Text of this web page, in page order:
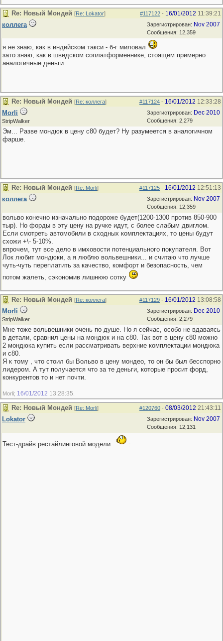
#117122 - 16/01/2012 11:39:21
Re: Новый Мондей [Re: Lokator]
Зарегистрирован: Nov 2007
Сообщения: 12,359
коллега
я не знаю, как в индийском такси - б-г миловал
зато знаю, как в шведском соплатформеннике, стоящем примерно
аналогичные деньги
#117124 - 16/01/2012 12:33:28
Re: Новый Мондей [Re: коллега]
Зарегистрирован: Dec 2010
Сообщения: 2,279
Morli
StripWalker
Эм... Разве мондюк в цену с80 будет? Ну разумеется в аналогичном
фарше.
#117125 - 16/01/2012 12:51:13
Re: Новый Мондей [Re: Morli]
Зарегистрирован: Nov 2007
Сообщения: 12,359
коллега
вольво конечно изначально подороже будет(1200-1300 против 850-900
тыр). Но форды в эту цену на ручке идут, с более слабым двиглом.
Если смотреть автомобили в сходных комплектациях, то цены будут
схожи +\- 5-10%.
впрочем, тут все дело в имховости потенциального покупателя. Вот
Лок любит мондюки, а я люблю вольвешники... и считаю что лучше
чуть-чуть переплатить за качество, комфорт и безопасность, чем
потом жалеть, сэкономив лишнюю сотку
#117129 - 16/01/2012 13:08:58
Re: Новый Мондей [Re: коллега]
Зарегистрирован: Dec 2010
Сообщения: 2,279
Morli
StripWalker
Мне тоже вольвешники очень по душе. Но я сейчас, особо не вдаваясь
в детали, сравнил цены на мондюк и на с80. Так вот в цену с80 можно
2 мондюка купить если рассматривать верхние комплектации мондюка
и с80.
Я к тому , что стоил бы Вольво в цену мондео, то он бы был бесспорно
лидером. А тут получается что за те деньги, которые просит форд,
конкурентов то и нет почти.
Morli; 16/01/2012 13:28:35
#120760 - 08/03/2012 21:43:11
Re: Новый Мондей [Re: Morli]
Зарегистрирован: Nov 2007
Сообщения: 12,131
Lokator
Тест-драйв рестайлинговой модели :